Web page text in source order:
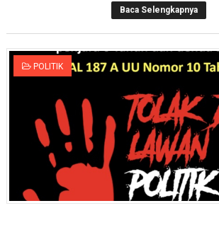
Baca Selengkapnya
POLITIK